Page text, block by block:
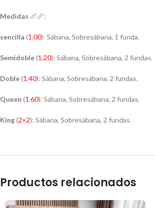
Medidas 📏📏:
sencilla (1.00): Sábana, Sobresábana, 1 funda.
Semidoble(1.20): Sábana, Sobresábana, 2 fundas.
Doble(1.40): Sábana, Sobresábana, 2 fundas.
Queen (1.60): Sábana, Sobresábana, 2 fundas.
King(2×2): Sábana, Sobresábana, 2 fundas.
Productos relacionados